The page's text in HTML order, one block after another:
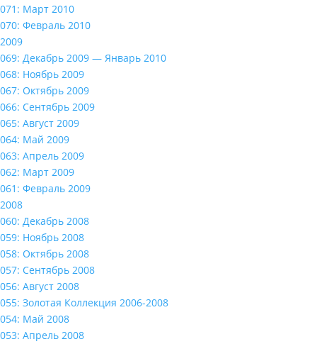
071: Март 2010
070: Февраль 2010
2009
069: Декабрь 2009 — Январь 2010
068: Ноябрь 2009
067: Октябрь 2009
066: Сентябрь 2009
065: Август 2009
064: Май 2009
063: Апрель 2009
062: Март 2009
061: Февраль 2009
2008
060: Декабрь 2008
059: Ноябрь 2008
058: Октябрь 2008
057: Сентябрь 2008
056: Август 2008
055: Золотая Коллекция 2006-2008
054: Май 2008
053: Апрель 2008